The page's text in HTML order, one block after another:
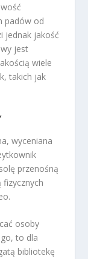
padów od
jednak jakość
jest
wiele
takich jak
wyceniana
przenośną
fizycznych
osoby
to dla
bibliotekę